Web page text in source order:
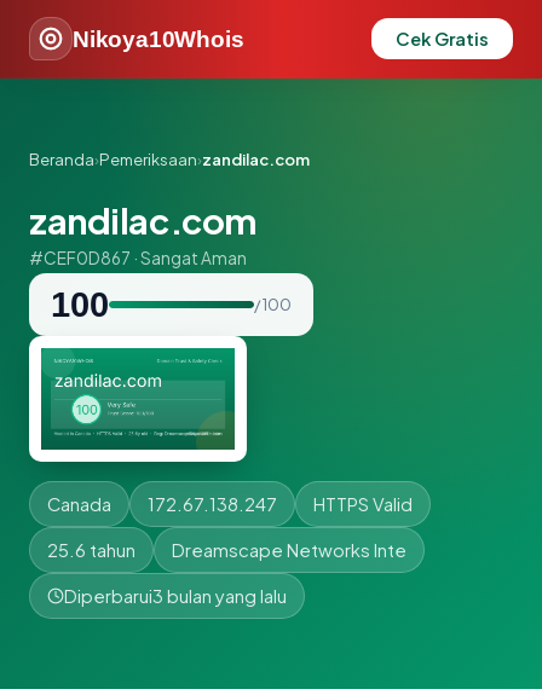
Nikoya10Whois Cek Gratis
Beranda›Pemeriksaan›zandilac.com
zandilac.com
#CEF0D867 · Sangat Aman
100 / 100
Canada 172.67.138.247 HTTPS Valid
25.6 tahun Dreamscape Networks Inte
Diperbarui3 bulan yang lalu